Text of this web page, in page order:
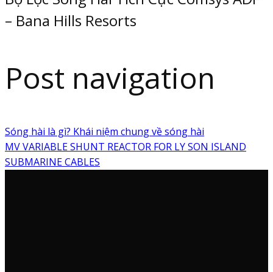
– Bana Hills Resorts
Post navigation
Sóng hài là gì? Khái niệm chung về sóng hài
MV VARIABLE SHUNT REACTOR FOR LY SON ISLAND
SUBMARINE CABLES